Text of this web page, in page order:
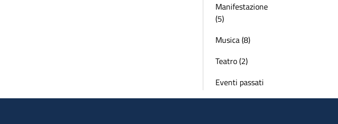
Manifestazione
(5)
Musica (8)
Teatro (2)
Eventi passati